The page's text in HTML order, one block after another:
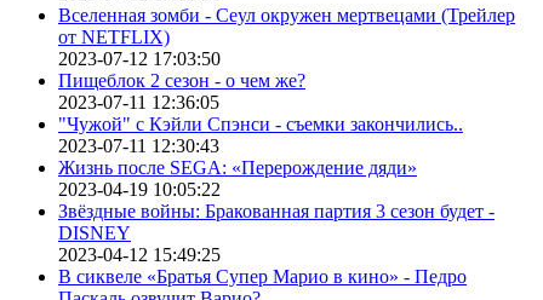
Вселенная зомби - Сеул окружен мертвецами (Трейлер
от NETFLIX)
2023-07-12 17:03:50
Пищеблок 2 сезон - о чем же?
2023-07-11 12:36:05
"Чужой" с Кэйли Спэнси - съемки закончились..
2023-07-11 12:30:43
Жизнь после SEGA: «Перерождение дяди»
2023-04-19 10:05:22
Звёздные войны: Бракованная партия 3 сезон будет -
DISNEY
2023-04-12 15:49:25
В сиквеле «Братья Супер Марио в кино» - Педро